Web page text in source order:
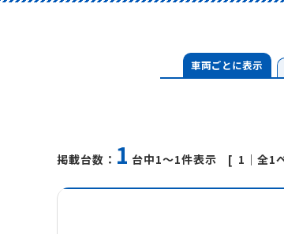
車両ごとに表示
掲載台数： 1 台中1～1件表示 1 ｜全1